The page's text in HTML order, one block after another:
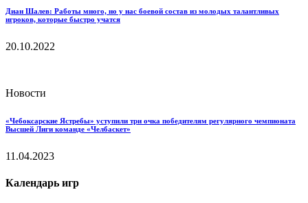
Диан Шалев: Работы много, но у нас боевой состав из молодых талантливых
игроков, которые быстро учатся
20.10.2022
Новости
«Чебоксарские Ястребы» уступили три очка победителям регулярного чемпионата
Высшей Лиги команде «Челбаскет»
11.04.2023
Календарь игр